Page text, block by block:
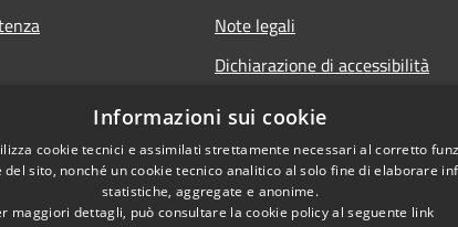
Note legali
Dichiarazione di accessibilità
Informazioni sui cookie
cookie tecnici e assimilati strettamente necessari al corretto
del sito, nonché un cookie tecnico analitico al solo fine di elaborare
statistiche, aggregate e anonime.
maggiori dettagli, può consultare la cookie policy al seguente link